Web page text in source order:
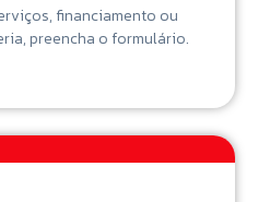
financiamento ou
preencha o formulário.